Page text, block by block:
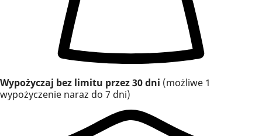
Wypożyczaj bez limitu przez 30 dni (możliwe 1
wypożyczenie naraz do 7 dni)